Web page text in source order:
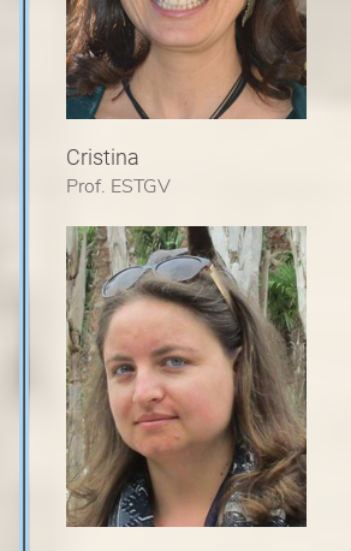
Cristina
Prof. ESTGV